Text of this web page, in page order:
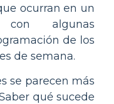
ocurran en un
con algunas
de los
de semana.
se parecen más
qué sucede